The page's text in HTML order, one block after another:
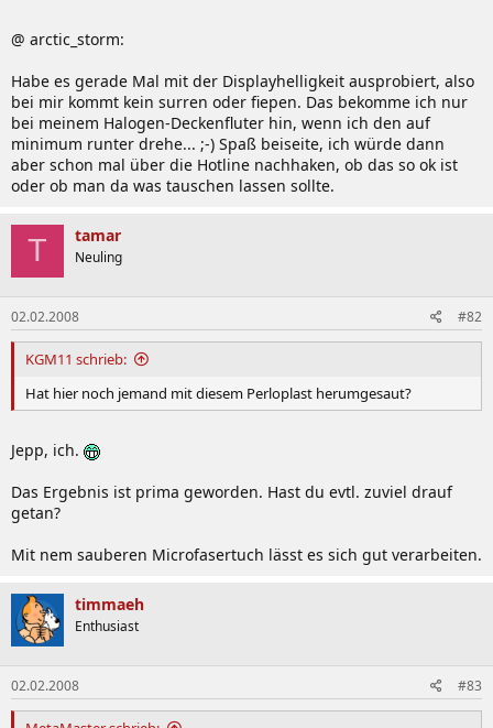
@ arctic_storm:
Habe es gerade Mal mit der Displayhelligkeit ausprobiert, also
bei mir kommt kein surren oder fiepen. Das bekomme ich nur
bei meinem Halogen-Deckenfluter hin, wenn ich den auf
minimum runter drehe... ;-) Spaß beiseite, ich würde dann
aber schon mal über die Hotline nachhaken, ob das so ok ist
oder ob man da was tauschen lassen sollte.
T tamar
Neuling
02.02.2008 #82
KGM11 schrieb:
Hat hier noch jemand mit diesem Perloplast herumgesaut?
Jepp, ich.
Das Ergebnis ist prima geworden. Hast du evtl. zuviel drauf
getan?
Mit nem sauberen Microfasertuch lässt es sich gut verarbeiten.
timmaeh
Enthusiast
02.02.2008 #83